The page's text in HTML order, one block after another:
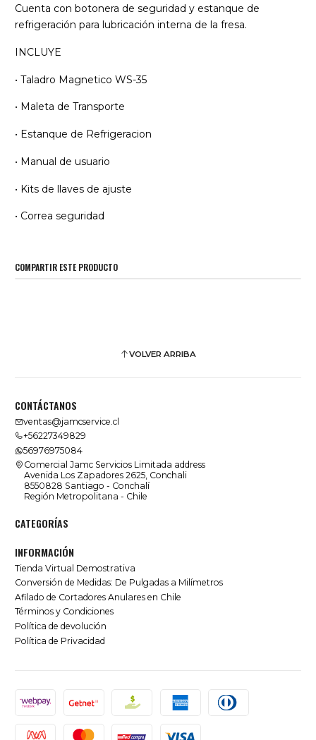
Cuenta con botonera de seguridad y estanque de
refrigeración para lubricación interna de la fresa.
INCLUYE
• Taladro Magnetico WS-35
• Maleta de Transporte
• Estanque de Refrigeracion
• Manual de usuario
• Kits de llaves de ajuste
• Correa seguridad
COMPARTIR ESTE PRODUCTO
VOLVER ARRIBA
CONTÁCTANOS
ventas@jamcservice.cl
+56227349829
56976975084
Comercial Jamc Servicios Limitada address
Avenida Los Zapadores 2625, Conchali
8550828 Santiago - Conchalí
Región Metropolitana - Chile
CATEGORÍAS
INFORMACIÓN
Tienda Virtual Demostrativa
Conversión de Medidas: De Pulgadas a Milímetros
Afilado de Cortadores Anulares en Chile
Términos y Condiciones
Política de devolución
Política de Privacidad